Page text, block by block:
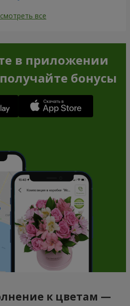
все
в приложении
бонусы
к цветам —